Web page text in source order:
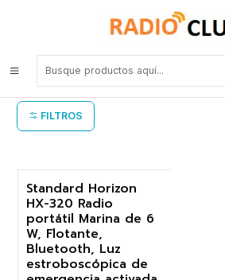
Bluetooth equipo Marino
FILTROS
-17%
Standard Horizon
HX-320 Radio
portátil Marina de 6
W, Flotante,
Bluetooth, Luz
estroboscópica de